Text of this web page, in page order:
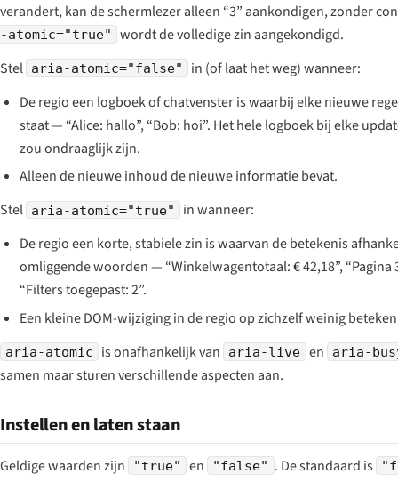
verandert, kan de schermlezer alleen “3” aankondigen, zonder
-atomic="true"
wordt de volledige zin aangekondigd.
Stel aria-atomic="false"
in (of laat het weg) wanneer:
De regio een logboek of chatvenster is waarbij elke nieuwe
staat — “Alice: hallo”, “Bob: hoi”. Het hele logboek bij elke
zou ondraaglijk zijn.
Alleen de nieuwe inhoud de nieuwe informatie bevat.
Stel aria-atomic="true"
in wanneer:
De regio een korte, stabiele zin is waarvan de betekenis
omliggende woorden — “Winkelwagentotaal: € 42,18”, “Pagina
“Filters toegepast: 2”.
Een kleine DOM-wijziging in de regio op zichzelf weinig
aria-atomic is onafhankelijk van aria-live en aria-
samen maar sturen verschillende aspecten aan.
Instellen en laten staan
Geldige waarden zijn "true" en "false" . De standaard is